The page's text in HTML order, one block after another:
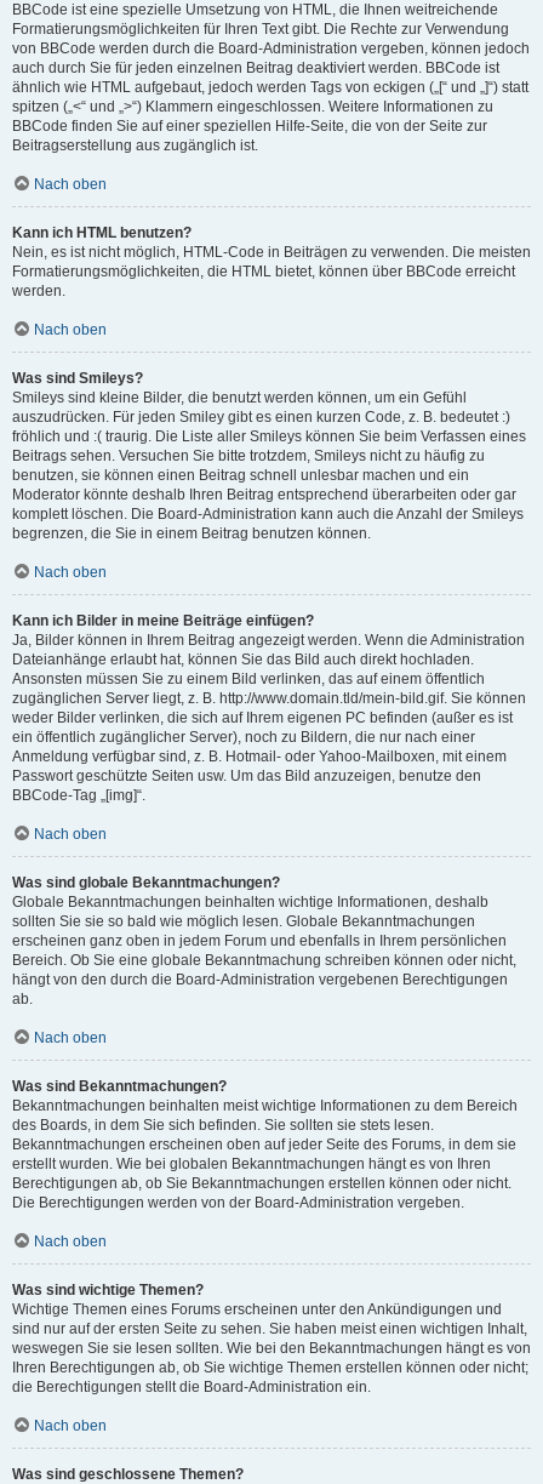
BBCode ist eine spezielle Umsetzung von HTML, die Ihnen weitreichende
Formatierungsmöglichkeiten für Ihren Text gibt. Die Rechte zur Verwendung
von BBCode werden durch die Board-Administration vergeben, können jedoch
auch durch Sie für jeden einzelnen Beitrag deaktiviert werden. BBCode ist
ähnlich wie HTML aufgebaut, jedoch werden Tags von eckigen („[“ und „]“) statt
spitzen („<“ und „>“) Klammern eingeschlossen. Weitere Informationen zu
BBCode finden Sie auf einer speziellen Hilfe-Seite, die von der Seite zur
Beitragserstellung aus zugänglich ist.
Nach oben
Kann ich HTML benutzen?
Nein, es ist nicht möglich, HTML-Code in Beiträgen zu verwenden. Die meisten
Formatierungsmöglichkeiten, die HTML bietet, können über BBCode erreicht
werden.
Nach oben
Was sind Smileys?
Smileys sind kleine Bilder, die benutzt werden können, um ein Gefühl
auszudrücken. Für jeden Smiley gibt es einen kurzen Code, z. B. bedeutet :)
fröhlich und :( traurig. Die Liste aller Smileys können Sie beim Verfassen eines
Beitrags sehen. Versuchen Sie bitte trotzdem, Smileys nicht zu häufig zu
benutzen, sie können einen Beitrag schnell unlesbar machen und ein
Moderator könnte deshalb Ihren Beitrag entsprechend überarbeiten oder gar
komplett löschen. Die Board-Administration kann auch die Anzahl der Smileys
begrenzen, die Sie in einem Beitrag benutzen können.
Nach oben
Kann ich Bilder in meine Beiträge einfügen?
Ja, Bilder können in Ihrem Beitrag angezeigt werden. Wenn die Administration
Dateianhänge erlaubt hat, können Sie das Bild auch direkt hochladen.
Ansonsten müssen Sie zu einem Bild verlinken, das auf einem öffentlich
zugänglichen Server liegt, z. B. http://www.domain.tld/mein-bild.gif. Sie können
weder Bilder verlinken, die sich auf Ihrem eigenen PC befinden (außer es ist
ein öffentlich zugänglicher Server), noch zu Bildern, die nur nach einer
Anmeldung verfügbar sind, z. B. Hotmail- oder Yahoo-Mailboxen, mit einem
Passwort geschützte Seiten usw. Um das Bild anzuzeigen, benutze den
BBCode-Tag „[img]“.
Nach oben
Was sind globale Bekanntmachungen?
Globale Bekanntmachungen beinhalten wichtige Informationen, deshalb
sollten Sie sie so bald wie möglich lesen. Globale Bekanntmachungen
erscheinen ganz oben in jedem Forum und ebenfalls in Ihrem persönlichen
Bereich. Ob Sie eine globale Bekanntmachung schreiben können oder nicht,
hängt von den durch die Board-Administration vergebenen Berechtigungen
ab.
Nach oben
Was sind Bekanntmachungen?
Bekanntmachungen beinhalten meist wichtige Informationen zu dem Bereich
des Boards, in dem Sie sich befinden. Sie sollten sie stets lesen.
Bekanntmachungen erscheinen oben auf jeder Seite des Forums, in dem sie
erstellt wurden. Wie bei globalen Bekanntmachungen hängt es von Ihren
Berechtigungen ab, ob Sie Bekanntmachungen erstellen können oder nicht.
Die Berechtigungen werden von der Board-Administration vergeben.
Nach oben
Was sind wichtige Themen?
Wichtige Themen eines Forums erscheinen unter den Ankündigungen und
sind nur auf der ersten Seite zu sehen. Sie haben meist einen wichtigen Inhalt,
weswegen Sie sie lesen sollten. Wie bei den Bekanntmachungen hängt es von
Ihren Berechtigungen ab, ob Sie wichtige Themen erstellen können oder nicht;
die Berechtigungen stellt die Board-Administration ein.
Nach oben
Was sind geschlossene Themen?